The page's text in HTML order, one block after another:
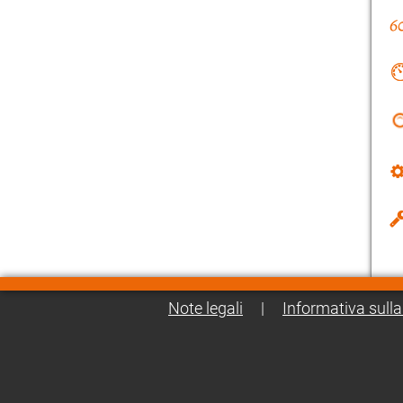
Note legali | Informativa